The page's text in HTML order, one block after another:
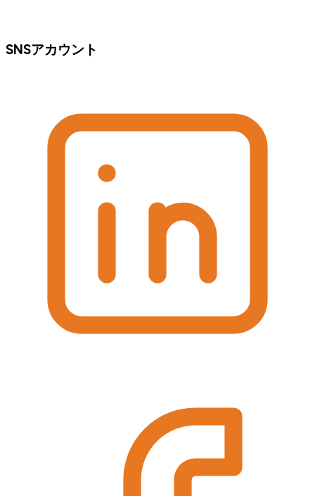
SNSアカウント